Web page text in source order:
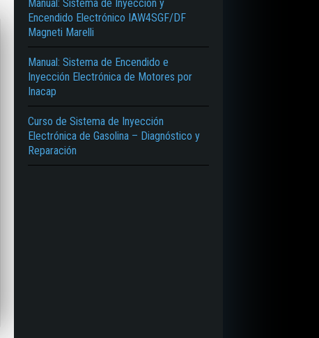
Manual: Sistema de Inyección y
Encendido Electrónico IAW4SGF/DF
Magneti Marelli
Manual: Sistema de Encendido e
Inyección Electrónica de Motores por
Inacap
Curso de Sistema de Inyección
Electrónica de Gasolina – Diagnóstico y
Reparación